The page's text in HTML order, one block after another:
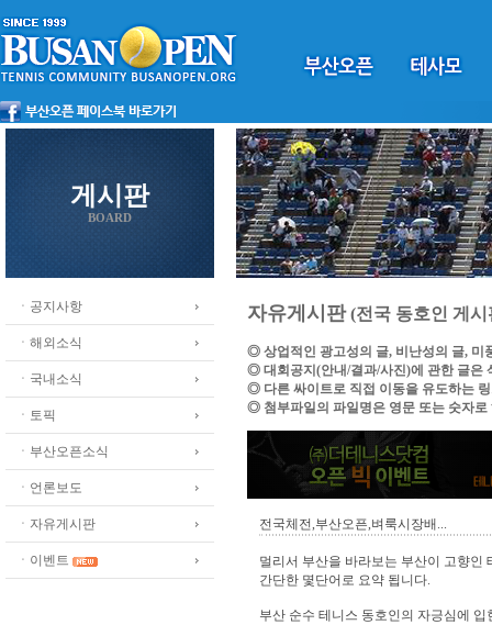
게시판
BOARD
ㆍ공지사항
ㆍ해외소식
ㆍ국내소식
ㆍ토픽
ㆍ부산오픈소식
ㆍ언론보도
ㆍ자유게시판
ㆍ이벤트
자유게시판(전국 동호인 게시
◎ 상업적인 광고성의 글, 비난성의 글, 미
◎ 대회공지(안내/결과/사진)에 관한 글은
◎ 다른 싸이트로 직접 이동을 유도하는
◎ 첨부파일의 파일명은 영문 또는 숫자로
전국체전,부산오픈,벼룩시장배...
멀리서 부산을 바라보는 부산이 고향인
간단한 몇단어로 요약 됩니다.
부산 순수 테니스 동호인의 자긍심에 입